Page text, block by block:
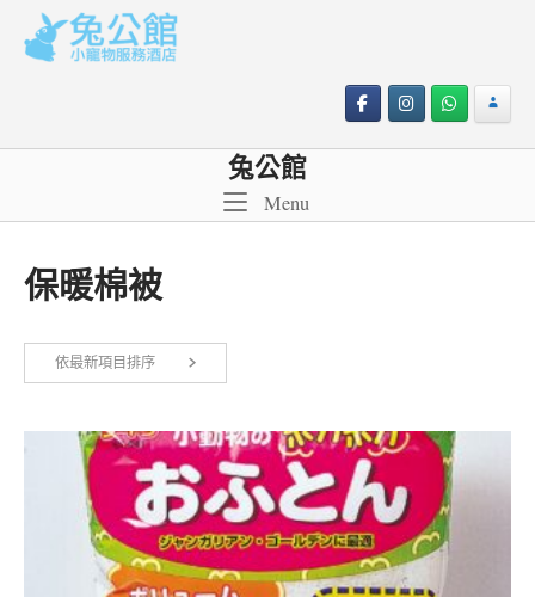
content
兔公館
MenuMenu
保暖棉被
依最新項目排序